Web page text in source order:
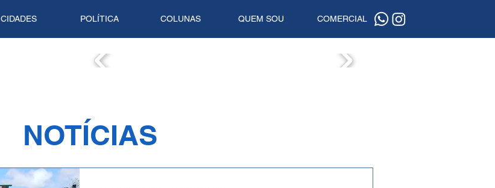
CIDADES POLÍTICA COLUNAS QUEM SOU COMERCIAL
NOTÍCIAS